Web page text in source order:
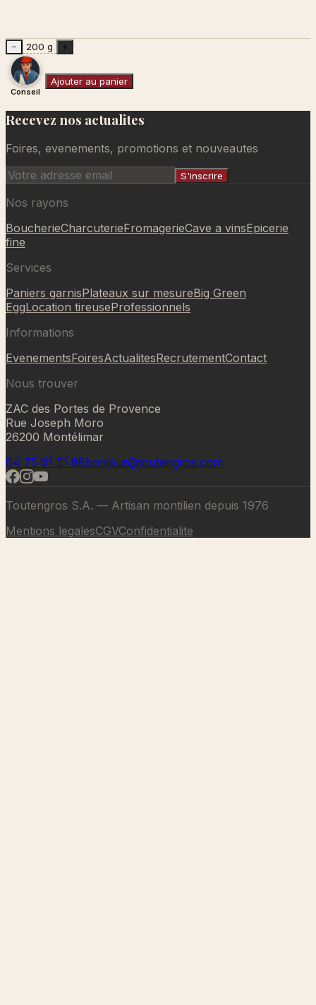
Ajouté au panier
− 200 g +
Conseil
Ajouter au panier
Recevez nos actualites
Foires, evenements, promotions et nouveautes
S'inscrire
Nos rayons
BoucherieCharcuterieFromagerieCave a vinsEpicerie
fine
Services
Paniers garnisPlateaux sur mesureBig Green
EggLocation tireuseProfessionnels
Informations
EvenementsFoiresActualitesRecrutementContact
Nous trouver
ZAC des Portes de Provence
Rue Joseph Moro
26200 Montélimar
04 75 01 51 88bonjour@toutengros.com
Toutengros S.A. — Artisan montilien depuis 1976
Mentions legalesCGVConfidentialite